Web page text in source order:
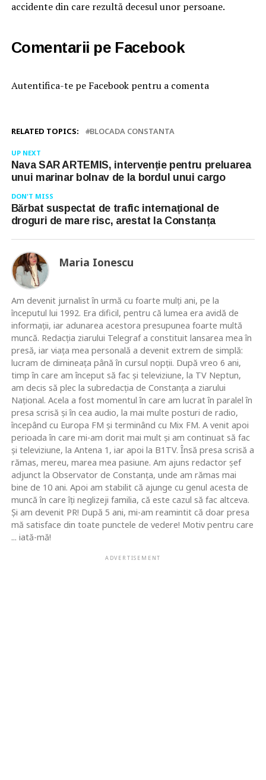
accidente din care rezultă decesul unor persoane.
Comentarii pe Facebook
Autentifica-te pe Facebook pentru a comenta
RELATED TOPICS: BLOCADA CONSTANTA
UP NEXT
Nava SAR ARTEMIS, intervenție pentru preluarea
unui marinar bolnav de la bordul unui cargo
DON'T MISS
Bărbat suspectat de trafic internațional de
droguri de mare risc, arestat la Constanța
Maria Ionescu
Am devenit jurnalist în urmă cu foarte mulţi ani, pe la
începutul lui 1992. Era dificil, pentru că lumea era avidă de
informaţii, iar adunarea acestora presupunea foarte multă
muncă. Redacţia ziarului Telegraf a constituit lansarea mea în
presă, iar viaţa mea personală a devenit extrem de simplă:
lucram de dimineaţa până în cursul nopţii. După vreo 6 ani,
timp în care am început să fac şi televiziune, la TV Neptun,
am decis să plec la subredacţia de Constanţa a ziarului
Naţional. Acela a fost momentul în care am lucrat în paralel în
presa scrisă şi în cea audio, la mai multe posturi de radio,
începând cu Europa FM şi terminând cu Mix FM. A venit apoi
perioada în care mi-am dorit mai mult şi am continuat să fac
şi televiziune, la Antena 1, iar apoi la B1TV. Însă presa scrisă a
rămas, mereu, marea mea pasiune. Am ajuns redactor şef
adjunct la Observator de Constanţa, unde am rămas mai
bine de 10 ani. Apoi am stabilit că ajunge cu genul acesta de
muncă în care îţi neglizeji familia, că este cazul să fac altceva.
Şi am devenit PR! După 5 ani, mi-am reamintit că doar presa
mă satisface din toate punctele de vedere! Motiv pentru care
... iată-mă!
ADVERTISEMENT